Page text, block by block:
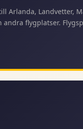
Arlanda, Landvetter,
andra flygplatser.